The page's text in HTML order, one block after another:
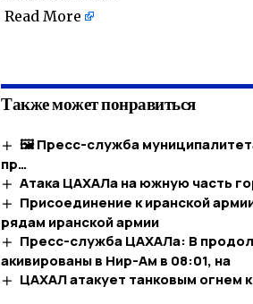
Read More
Также может понравиться
🖼 Пресс-служба
пр…​
Атака ЦАХАЛа на южную часть
Присоединение к иранской
рядам иранской армии
Пресс-служба ЦАХАЛа: В
акивированы в Нир-Ам в 08:01, на
ЦАХАЛ атакует танковым огнем